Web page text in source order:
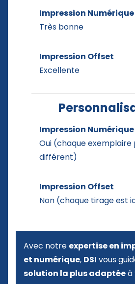
Impression Numérique
Très bonne
Impression Offset
Excellente
Impression Numérique
Oui (chaque
différent)
Impression Offset
Non (chaque tirage est
Avec notre expertise en
et numérique, DSI vous
solution la plus adaptéeà